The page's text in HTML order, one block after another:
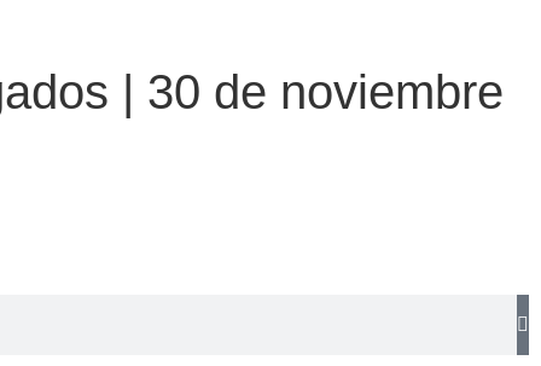
| 30 de noviembre